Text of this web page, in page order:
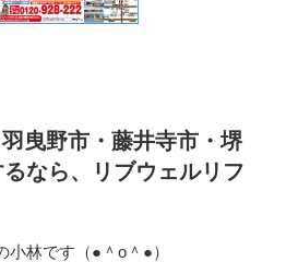
曳野市・藤井寺市・堺
なら、リブウェルリフ
小林です（●＾o＾●）